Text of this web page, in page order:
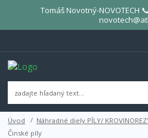
Tomáš Novotný-
Úvod Náhradné diely PÍLY/
Činské píly